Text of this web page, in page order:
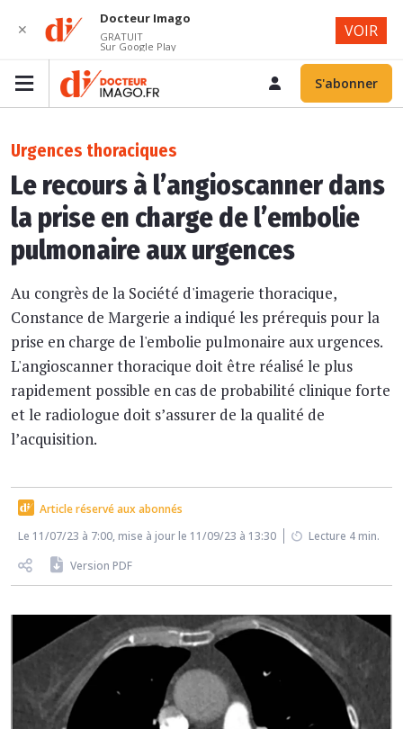
S'abonner
Urgences thoraciques
Le recours à l’angioscanner dans
la prise en charge de l’embolie
pulmonaire aux urgences
Au congrès de la Société d'imagerie thoracique,
Constance de Margerie a indiqué les prérequis pour la
prise en charge de l'embolie pulmonaire aux urgences.
L'angioscanner thoracique doit être réalisé le plus
rapidement possible en cas de probabilité clinique forte
et le radiologue doit s’assurer de la qualité de
l’acquisition.
Article réservé aux abonnés
Le 11/07/23 à 7:00, mise à jour le 11/09/23 à 13:30
Lecture 4 min.
Version PDF
✕
Docteur Imago
GRATUIT
Sur Google Play
VOIR